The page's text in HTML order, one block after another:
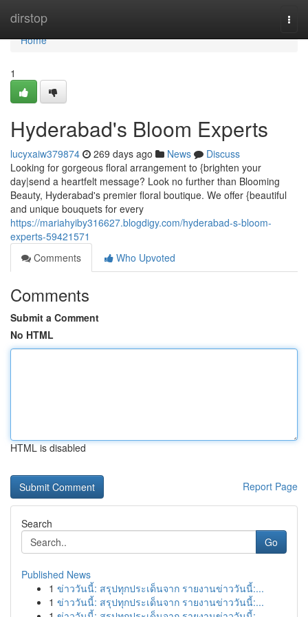
dirstop
Home
Home
1
Hyderabad's Bloom Experts
lucyxaiw379874 269 days ago News
Discuss
Looking for gorgeous floral arrangement to {brighten your
day|send a heartfelt message? Look no further than Blooming
Beauty, Hyderabad's premier floral boutique. We offer {beautiful
and unique bouquets for every
https://mariahyiby316627.blogdigy.com/hyderabad-s-bloom-
experts-59421571
Comments
Who Upvoted
Comments
Submit a Comment
No HTML
HTML is disabled
Report Page
Search
Go
Published News
1 ข่าววันนี้: สรุปทุกประเด็นจาก รายงานข่าววันนี้:...
1 ข่าววันนี้: สรุปทุกประเด็นจาก รายงานข่าววันนี้:...